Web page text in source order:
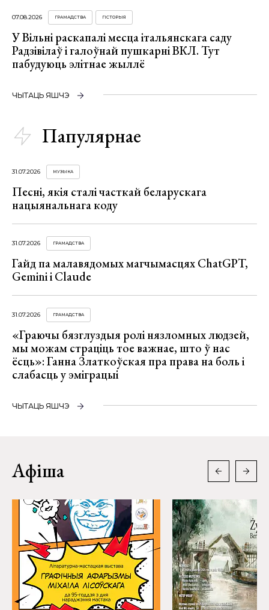
07.08.2026 ГРАМАДСТВА ГІСТОРЫЯ
У Вільні раскапалі месца італьянскага саду
Радзівілаў і галоўнай пушкарні ВКЛ. Тут
пабудуюць элітнае жыллё
ЧЫТАЦЬ ЯШЧЭ
Папулярнае
31.07.2026 МУЗЫКА
Песні, якія сталі часткай беларускага
нацыянальнага коду
31.07.2026 ГРАМАДСТВА
Гайд па малавядомых магчымасцях ChatGPT,
Gemini і Claude
31.07.2026 ГРАМАДСТВА
«Граючы бязглуздыя ролі нязломных людзей,
мы можам страціць тое важнае, што ў нас
ёсць»: Ганна Златкоўская пра права на боль і
слабасць у эміграцыі
ЧЫТАЦЬ ЯШЧЭ
Афіша